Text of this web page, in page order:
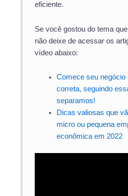
eficiente.
Se você gostou do tema
não deixe de acessar os
vídeo abaixo:
Comece seu negócio
correta, seguindo
separamos!
Dicas valiosas que
micro ou pequena
econômica em 2022